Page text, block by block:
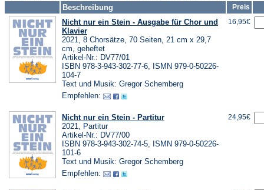
Beschreibung
Preis
Nicht nur ein Stein - Ausgabe für Chor und
Klavier
2021, 8 Chorsätze, 70 Seiten, 21 cm x 29,7
cm, geheftet
Artikel-Nr.: DV77/01
ISBN 978-3-943-302-77-6, ISMN 979-0-50226-
104-7
Text und Musik: Gregor Schemberg
Empfehlen:
16,95€
Nicht nur ein Stein - Partitur
2021, Partitur
Artikel-Nr.: DV77/00
ISBN 978-3-943-302-74-5, ISMN 979-0-50226-
101-6
Text und Musik: Gregor Schemberg
Empfehlen:
24,95€